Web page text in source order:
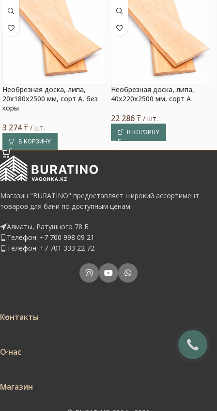
Необрезная доска, липа,
20x180x2500 мм, сорт A, без
коры
3 274₸ / шт.
В КОРЗИНУ
Необрезная доска, липа,
40x220x2500 мм, сорт A
22 286₸ / шт.
В КОРЗИНУ
Магазин "BURATINO" предоставляет широкий ассортимент
товаров для бани по доступным ценам.
Алматы, Ратушного 78 Б
Телефон: +7 700 998 09 21
Телефон: +7 701 333 22 72
Контакты
О нас
Магазин